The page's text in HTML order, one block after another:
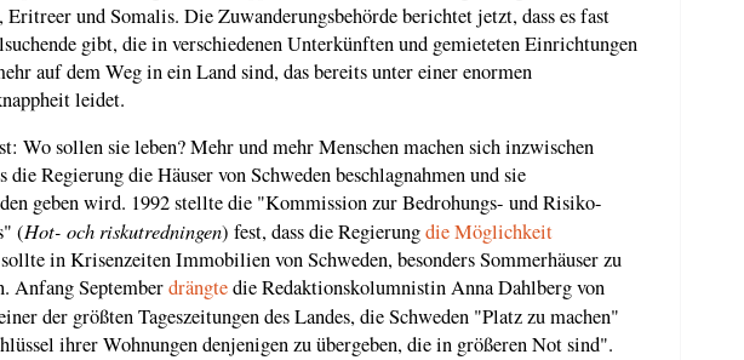
Eritreer und Somalis. Die Zuwanderungsbehörde berichtet jetzt, dass es fast
gibt, die in verschiedenen Unterkünften und gemieteten Einrichtungen
auf dem Weg in ein Land sind, das bereits unter einer enormen
leidet.
Wo sollen sie leben? Mehr und mehr Menschen machen sich inzwischen
die Regierung die Häuser von Schweden beschlagnahmen und sie
geben wird. 1992 stellte die "Kommission zur Bedrohungs- und Risiko-
(Hot- och riskutredningen) fest, dass die Regierungdie Möglichkeit
sollte in Krisenzeiten Immobilien von Schweden, besonders Sommerhäuser zu
Anfang Septemberdrängtedie Redaktionskolumnistin Anna Dahlberg von
der größten Tageszeitungen des Landes, die Schweden "Platz zu machen"
ihrer Wohnungen denjenigen zu übergeben, die in größeren Not sind".